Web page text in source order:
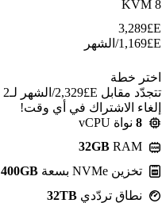
KVM 8
E£
3,289
E£
1,169/الشهر
اختر خطة
إلغاء الاشتراك في أي وقت!
8 نواة vCPU
32GB RAM
تخزين NVMe بسعة
400GB
نطاق تردّدي 32TB